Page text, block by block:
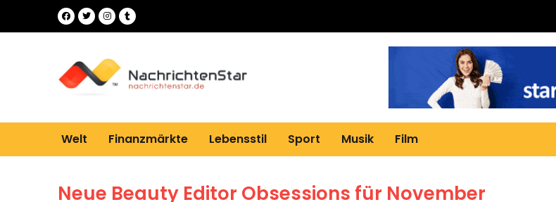
Welt Finanzmärkte Lebensstil Sport Musik Film
Neue Beauty Editor Obsessions für November